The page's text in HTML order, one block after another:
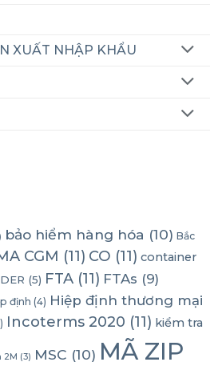
XUẤT NHẬP KHẨU
bảo hiểm hàng hóa (10) Bắc
CGM (11) CO (11) container
(5) FTA (11) FTAs (9)
định (4) Hiệp định thương mại
Incoterms 2020 (11) kiểm tra
2M (3) MSC (10) MÃ ZIP